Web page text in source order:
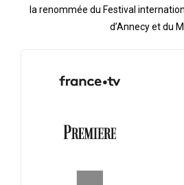
la renommée du Festival
d’Annecy et du